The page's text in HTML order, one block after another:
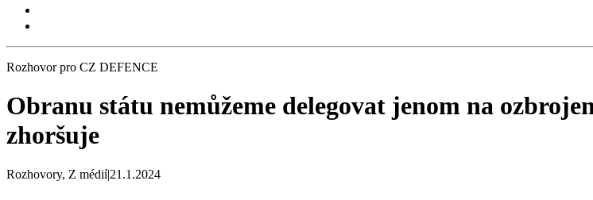
Rozhovor pro CZ DEFENCE
Obranu státu nemůžeme delegovat jenom na
zhoršuje
Rozhovory, Z médií|21.1.2024